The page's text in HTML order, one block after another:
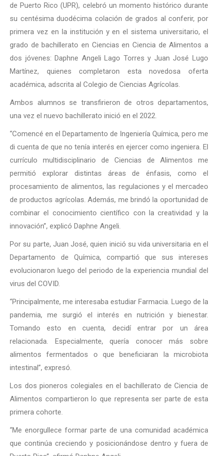
de Puerto Rico (UPR), celebró un momento histórico durante
su centésima duodécima colación de grados al conferir, por
primera vez en la institución y en el sistema universitario, el
grado de bachillerato en Ciencias en Ciencia de Alimentos a
dos jóvenes: Daphne Angeli Lago Torres y Juan José Lugo
Martínez, quienes completaron esta novedosa oferta
académica, adscrita al Colegio de Ciencias Agrícolas.
Ambos alumnos se transfirieron de otros departamentos,
una vez el nuevo bachillerato inició en el 2022.
“Comencé en el Departamento de Ingeniería Química, pero me
di cuenta de que no tenía interés en ejercer como ingeniera. El
currículo multidisciplinario de Ciencias de Alimentos me
permitió explorar distintas áreas de énfasis, como el
procesamiento de alimentos, las regulaciones y el mercadeo
de productos agrícolas. Además, me brindó la oportunidad de
combinar el conocimiento científico con la creatividad y la
innovación”, explicó Daphne Angeli.
Por su parte, Juan José, quien inició su vida universitaria en el
Departamento de Química, compartió que sus intereses
evolucionaron luego del periodo de la experiencia mundial del
virus del COVID.
“Principalmente, me interesaba estudiar Farmacia. Luego de la
pandemia, me surgió el interés en nutrición y bienestar.
Tomando esto en cuenta, decidí entrar por un área
relacionada. Especialmente, quería conocer más sobre
alimentos fermentados o que beneficiaran la microbiota
intestinal”, expresó.
Los dos pioneros colegiales en el bachillerato de Ciencia de
Alimentos compartieron lo que representa ser parte de esta
primera cohorte.
“Me enorgullece formar parte de una comunidad académica
que continúa creciendo y posicionándose dentro y fuera de